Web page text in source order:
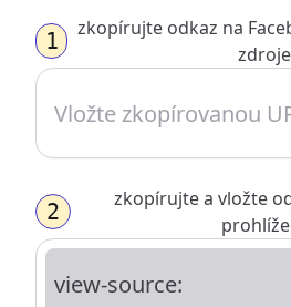
1
zkopírujte odkaz na
zdroje
2
zkopírujte a vložte